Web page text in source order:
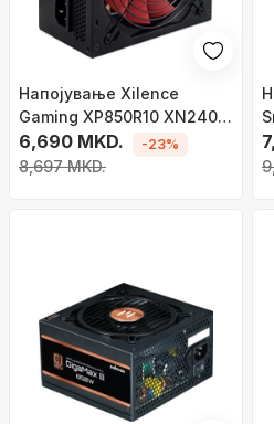
Напојување Xilence
Gaming XP850R10 XN240
ATX, 850W
6,690 MKD.
8,697 MKD.
-23%